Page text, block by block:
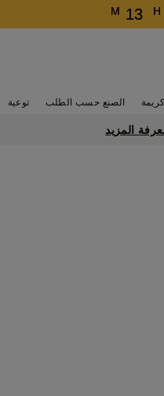
H
13
M
الصنع حسب الطلب توعية
المزيد